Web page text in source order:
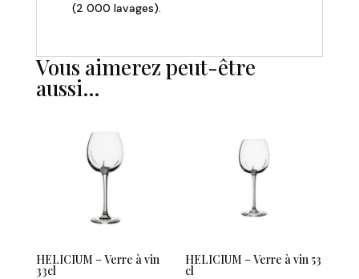
(2 000 lavages).
Vous aimerez peut-être
aussi…
HELICIUM – Verre à vin
33cl
HELICIUM – Verre à vin 53
cl